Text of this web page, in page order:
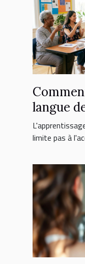
langue
limite pas à